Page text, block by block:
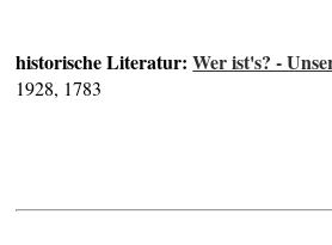
historische Literatur:Wer ist's? -
1928, 1783